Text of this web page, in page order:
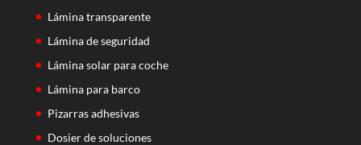
Lámina transparente
Lámina de seguridad
Lámina solar para coche
Lámina para barco
Pizarras adhesivas
Dosier de soluciones